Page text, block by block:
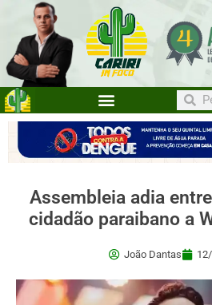
Assembleia adia
cidadão paraibano a
João Dantas